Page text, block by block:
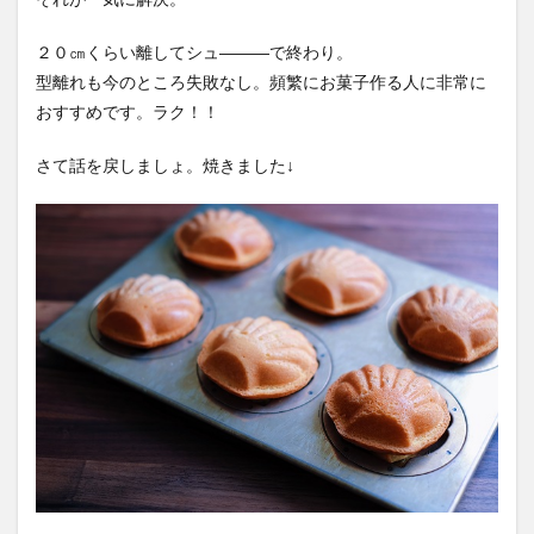
２０㎝くらい離してシュ―――で終わり。
型離れも今のところ失敗なし。頻繁にお菓子作る人に非常に
おすすめです。ラク！！
さて話を戻しましょ。焼きました↓